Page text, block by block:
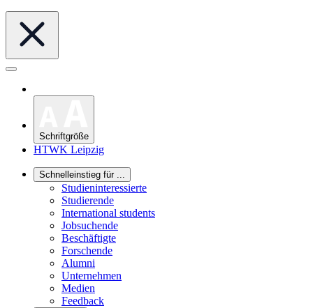
Schriftgröße
HTWK Leipzig
Schnelleinstieg für ...
Studieninteressierte
Studierende
International students
Jobsuchende
Beschäftigte
Forschende
Alumni
Unternehmen
Medien
Feedback